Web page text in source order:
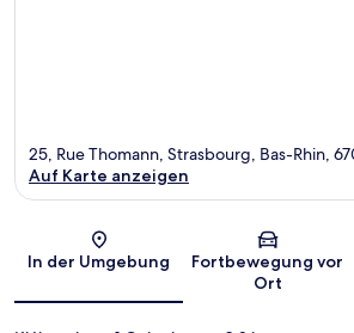
Karte
25, Rue Thomann, Strasbourg, Bas-Rhin,
Auf Karte anzeigen
In der Umgebung
Fortbewegung vor
Ort